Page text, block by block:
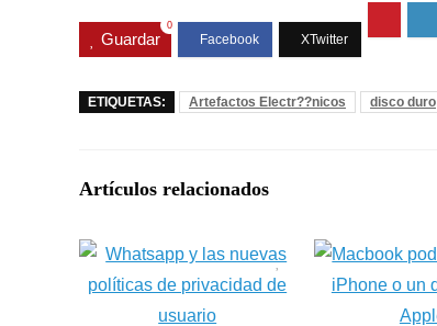
Guardar
0
ETIQUETAS: Artefactos Electr??nicos disco duro
Artículos relacionados